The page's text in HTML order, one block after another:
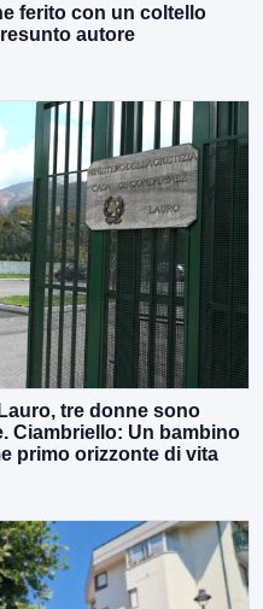
ferito con un coltello
autore
tre donne sono
Ciambriello: Un bambino
primo orizzonte di vita